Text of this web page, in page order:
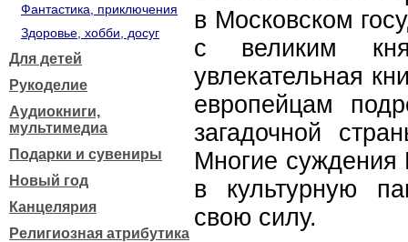
Фантастика, приключения
Здоровье, хобби, досуг
Для детей
Рукоделие
Аудиокниги,
мультимедиа
Подарки и сувениры
Новый год
Канцелярия
Религиозная атрибутика
в Московском
с великим
увлекательная
европейцам
загадочной
Многие суждения
в культурную
свою силу.